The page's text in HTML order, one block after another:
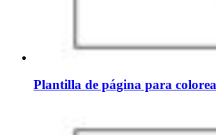
Plantilla de página para